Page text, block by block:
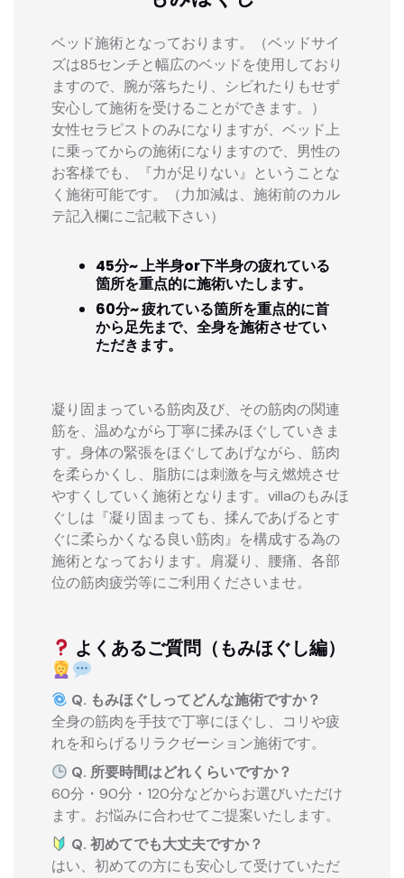
ベッド施術となっております。（ベッドサイ
ズは85センチと幅広のベッドを使用しており
ますので、腕が落ちたり、シビれたりもせず
安心して施術を受けることができます。）
女性セラピストのみになりますが、ベッド上
に乗ってからの施術になりますので、男性の
お客様でも、『力が足りない』ということな
く施術可能です。（力加減は、施術前のカル
テ記入欄にご記載下さい）
45分~ 上半身or下半身の疲れている
箇所を重点的に施術いたします。
60分~ 疲れている箇所を重点的に首
から足先まで、全身を施術させてい
ただきます。
凝り固まっている筋肉及び、その筋肉の関連
筋を、温めながら丁寧に揉みほぐしていきま
す。身体の緊張をほぐしてあげながら、筋肉
を柔らかくし、脂肪には刺激を与え燃焼させ
やすくしていく施術となります。villaのもみほ
ぐしは『凝り固まっても、揉んであげるとす
ぐに柔らかくなる良い筋肉』を構成する為の
施術となっております。肩凝り、腰痛、各部
位の筋肉疲労等にご利用くださいませ。
よくあるご質問（もみほぐし編）
Q. もみほぐしってどんな施術ですか？
全身の筋肉を手技で丁寧にほぐし、コリや疲
れを和らげるリラクゼーション施術です。
Q. 所要時間はどれくらいですか？
60分・90分・120分などからお選びいただけ
ます。お悩みに合わせてご提案いたします。
Q. 初めてでも大丈夫ですか？
はい、初めての方にも安心して受けていただ